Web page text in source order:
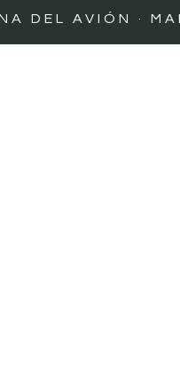
AVIÓN ·